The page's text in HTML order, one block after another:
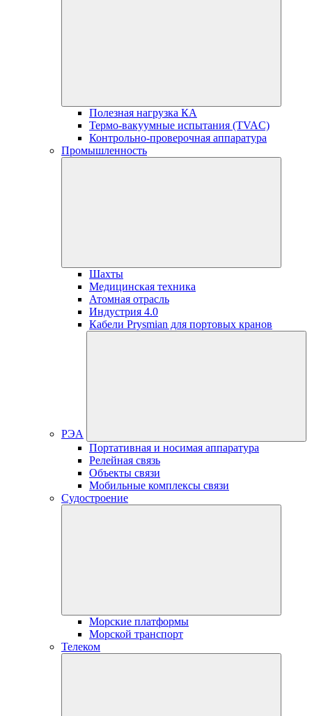
Полезная нагрузка КА
Термо-вакуумные испытания (TVAC)
Контрольно-проверочная аппаратура
Промышленность
Шахты
Медицинская техника
Атомная отрасль
Индустрия 4.0
Кабели Prysmian для портовых кранов
РЭА
Портативная и носимая аппаратура
Релейная связь
Объекты связи
Мобильные комплексы связи
Судостроение
Морские платформы
Морской транспорт
Телеком